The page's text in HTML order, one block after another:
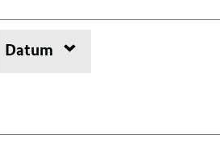
Filter
Datum